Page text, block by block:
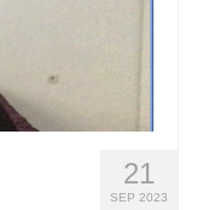
21
SEP 2023